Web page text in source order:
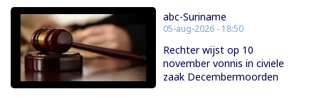
abc-Suriname
05-aug-2026 - 18:50
Rechter wijst op 10
november vonnis in civiele
zaak Decembermoorden